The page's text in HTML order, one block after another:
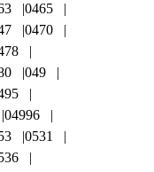
0465
0470
049
04996
0531